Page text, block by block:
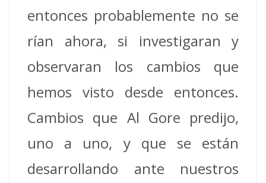
entonces probablemente no se
rían ahora, si investigaran y
observaran los cambios que
hemos visto desde entonces.
Cambios que Al Gore predijo,
uno a uno, y que se están
desarrollando ante nuestros